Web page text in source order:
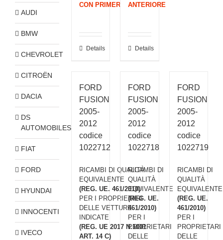
CON PRIMER
Details
ANTERIORE
Details
FORD
FUSION
2005-
2012
codice
1022712
RICAMBI DI QUALITÀ
EQUIVALENTE
(REG. UE. 461/2010)
PER I PROPRIETARI
DELLE VETTURE
INDICATE
(REG. UE 2017 N.1001
ART. 14 C)
FORD
FUSION
2005-
2012
codice
1022718
RICAMBI DI
QUALITÀ
EQUIVALENTE
(REG. UE.
461/2010)
PER I
PROPRIETARI
DELLE
FORD
FUSION
2005-
2012
codice
1022719
RICAMBI DI
QUALITÀ
EQUIVALENTE
(REG. UE.
461/2010)
PER I
PROPRIETARI
DELLE
AUDI
BMW
CHEVROLET
CITROËN
DACIA
DS
AUTOMOBILES
FIAT
FORD
HYUNDAI
INNOCENTI
IVECO